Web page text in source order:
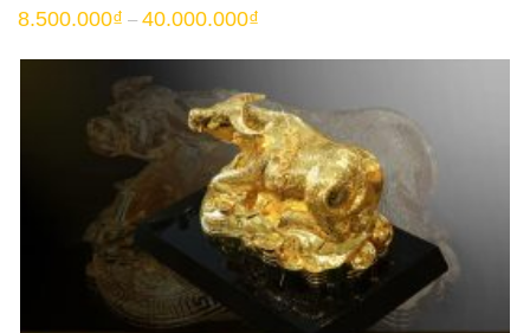
8.500.000₫ – 40.000.000₫